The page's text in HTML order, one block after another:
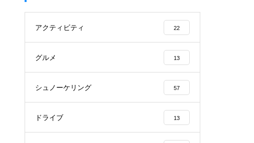
アクティビティ 22
グルメ 13
シュノーケリング 57
ドライブ 13